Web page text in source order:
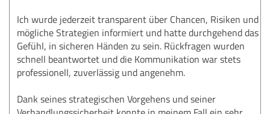
Ich wurde jederzeit transparent über Chancen, Risiken und
mögliche Strategien informiert und hatte durchgehend das
Gefühl, in sicheren Händen zu sein. Rückfragen wurden
schnell beantwortet und die Kommunikation war stets
professionell, zuverlässig und angenehm.
Dank seines strategischen Vorgehens und seiner